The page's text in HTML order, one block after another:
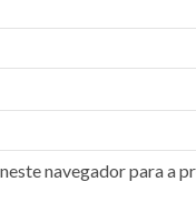
navegador para a